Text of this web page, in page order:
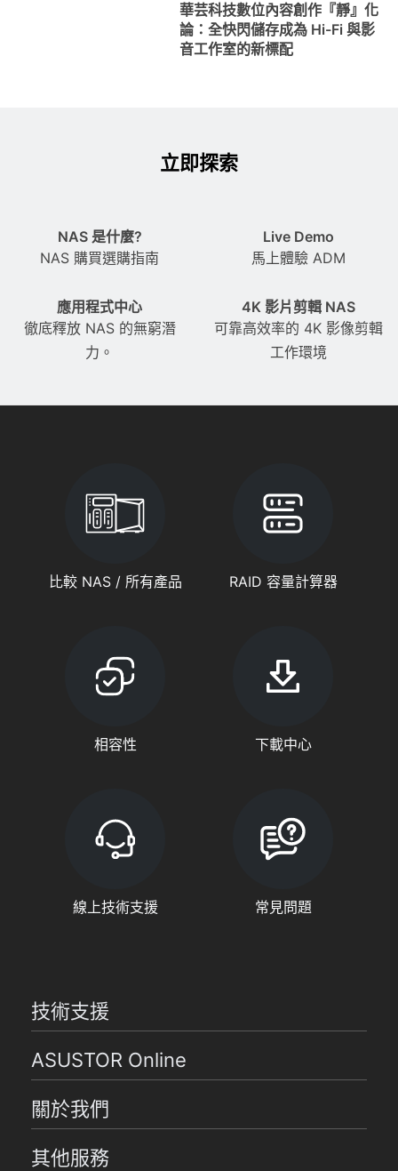
華芸科技數位內容創作『靜』化
論：全快閃儲存成為 Hi-Fi 與影
音工作室的新標配
立即探索
NAS 是什麼?
NAS 購買選購指南
Live Demo
馬上體驗 ADM
應用程式中心
徹底釋放 NAS 的無窮潛
力。
4K 影片剪輯 NAS
可靠高效率的 4K 影像剪輯
工作環境
比較 NAS / 所有產品 RAID 容量計算器
相容性 下載中心
線上技術支援 常見問題
技術支援
ASUSTOR Online
關於我們
其他服務